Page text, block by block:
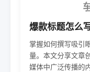
爆款标题怎么
掌握如何撰写吸引
量。本文分享文章
媒体中广泛传播的